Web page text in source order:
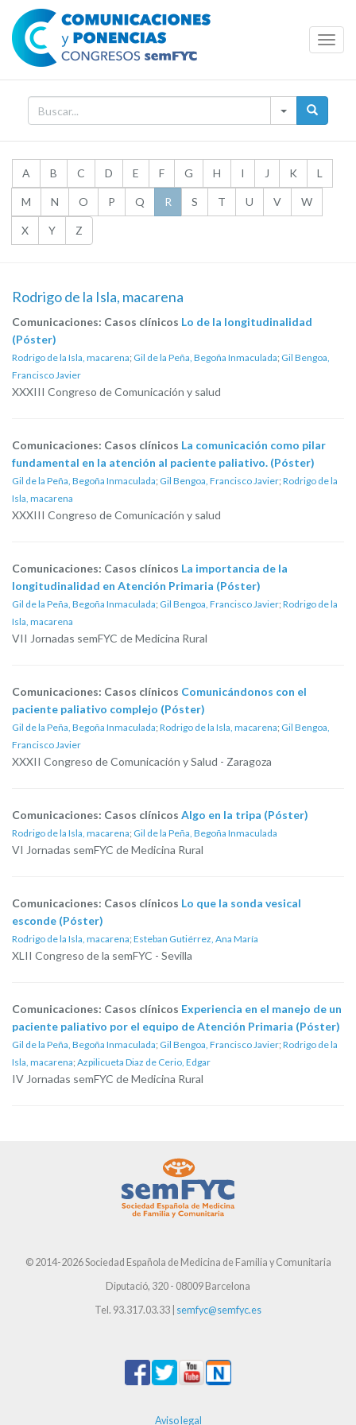
A B C D E F G H I J K L
M N O P Q R S T U V W
X Y Z
Rodrigo de la Isla, macarena
Comunicaciones: Casos clínicos Lo de la longitudinalidad
(Póster)
Rodrigo de la Isla, macarena; Gil de la Peña, Begoña Inmaculada; Gil Bengoa,
Francisco Javier
XXXIII Congreso de Comunicación y salud
Comunicaciones: Casos clínicos La comunicación como pilar
fundamental en la atención al paciente paliativo. (Póster)
Gil de la Peña, Begoña Inmaculada; Gil Bengoa, Francisco Javier; Rodrigo de la
Isla, macarena
XXXIII Congreso de Comunicación y salud
Comunicaciones: Casos clínicos La importancia de la
longitudinalidad en Atención Primaria (Póster)
Gil de la Peña, Begoña Inmaculada; Gil Bengoa, Francisco Javier; Rodrigo de la
Isla, macarena
VII Jornadas semFYC de Medicina Rural
Comunicaciones: Casos clínicos Comunicándonos con el
paciente paliativo complejo (Póster)
Gil de la Peña, Begoña Inmaculada; Rodrigo de la Isla, macarena; Gil Bengoa,
Francisco Javier
XXXII Congreso de Comunicación y Salud - Zaragoza
Comunicaciones: Casos clínicos Algo en la tripa (Póster)
Rodrigo de la Isla, macarena; Gil de la Peña, Begoña Inmaculada
VI Jornadas semFYC de Medicina Rural
Comunicaciones: Casos clínicos Lo que la sonda vesical
esconde (Póster)
Rodrigo de la Isla, macarena; Esteban Gutiérrez, Ana María
XLII Congreso de la semFYC - Sevilla
Comunicaciones: Casos clínicos Experiencia en el manejo de un
paciente paliativo por el equipo de Atención Primaria (Póster)
Gil de la Peña, Begoña Inmaculada; Gil Bengoa, Francisco Javier; Rodrigo de la
Isla, macarena; Azpilicueta Diaz de Cerio, Edgar
IV Jornadas semFYC de Medicina Rural
© 2014-2026 Sociedad Española de Medicina de Familia y Comunitaria
Diputació, 320 - 08009 Barcelona
Tel. 93.317.03.33 | semfyc@semfyc.es
Aviso legal